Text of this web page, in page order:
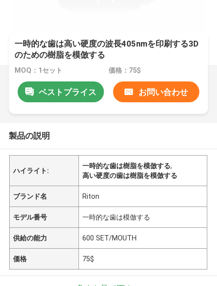
一時的な歯は高い硬度の波長405nmを印刷する3D
のための樹脂を模倣する
MOQ：1セット 価格：75$
ベストプライス お問い合わせ
製品の説明
ハイライト:
一時的な歯は樹脂を模倣する,
高い硬度の歯は樹脂を模倣する
ブランド名 Riton
モデル番号 一時的な歯は模倣する
供給の能力 600 SET/MOUTH
価格 75$